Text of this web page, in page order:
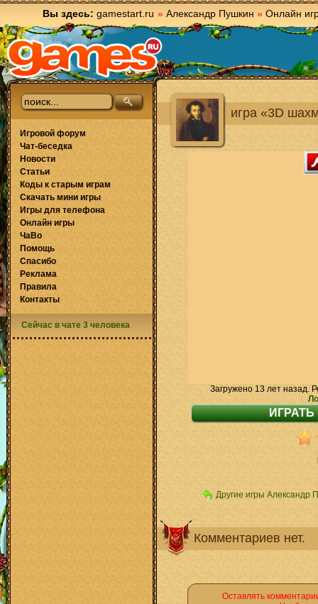
Вы здесь: gamestart.ru » Александр Пушкин » Онлайн
игра «3D
Загружено 13 лет назад.
Другие игры Александр
Комментариев нет.
Оставлять
Игровой форум
Чат-беседка
Новости
Статьи
Коды к старым играм
Скачать мини игры
Игры для телефона
Онлайн игры
ЧаВо
Помощь
Спасибо
Реклама
Правила
Контакты
Сейчас в чате 3 человека